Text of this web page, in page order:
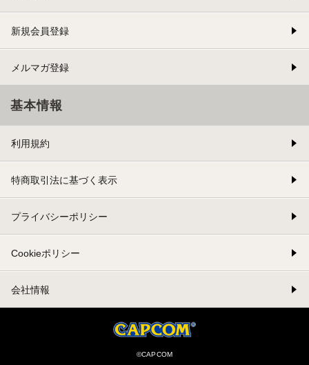
新規会員登録
メルマガ登録
基本情報
利用規約
特商取引法に基づく表示
プライバシーポリシー
Cookieポリシー
会社情報
©CAPCOM